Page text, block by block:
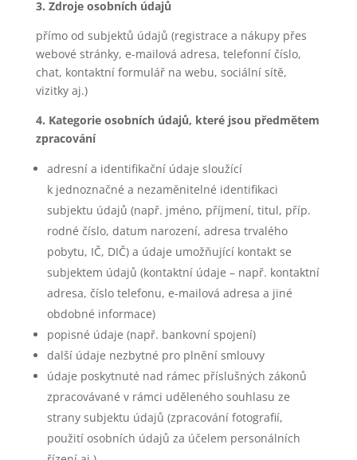
3. Zdroje osobních údajů
přímo od subjektů údajů (registrace a nákupy přes
webové stránky, e-mailová adresa, telefonní číslo,
chat, kontaktní formulář na webu, sociální sítě,
vizitky aj.)
4. Kategorie osobních údajů, které jsou předmětem
zpracování
adresní a identifikační údaje sloužící
k jednoznačné a nezaměnitelné identifikaci
subjektu údajů (např. jméno, příjmení, titul, příp.
rodné číslo, datum narození, adresa trvalého
pobytu, IČ, DIČ) a údaje umožňující kontakt se
subjektem údajů (kontaktní údaje – např. kontaktní
adresa, číslo telefonu, e-mailová adresa a jiné
obdobné informace)
popisné údaje (např. bankovní spojení)
další údaje nezbytné pro plnění smlouvy
údaje poskytnuté nad rámec příslušných zákonů
zpracovávané v rámci uděleného souhlasu ze
strany subjektu údajů (zpracování fotografií,
použití osobních údajů za účelem personálních